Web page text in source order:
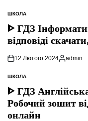
ОПУБЛІКУВАТИ
У
ШКОЛА
ᐈ ГДЗ
відповіді
12 Лютого 2024 admin
ОПУБЛІКУВАТИ
У
ШКОЛА
ᐈ ГДЗ
Робочий зошит
онлайн